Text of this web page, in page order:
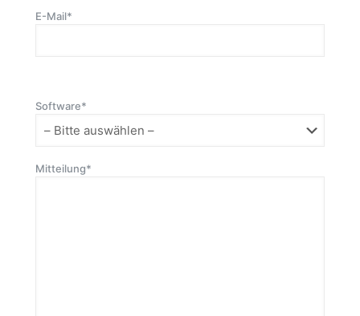
E-Mail*
Software*
Mitteilung*